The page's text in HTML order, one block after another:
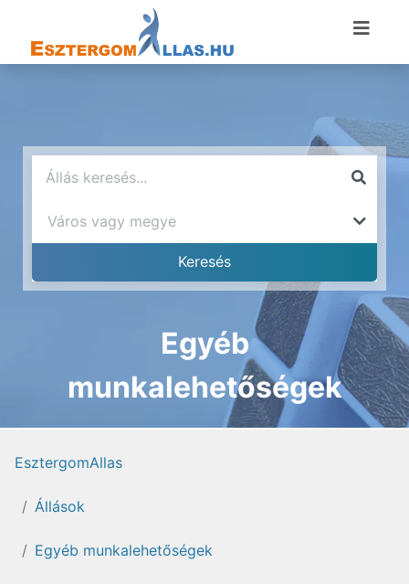
Egyéb
munkalehetőségek
EsztergomAllas
Állások
Egyéb munkalehetőségek